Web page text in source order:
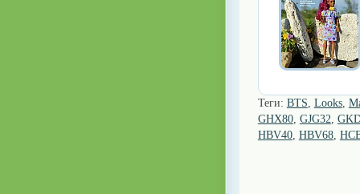
Теги: BTS, Looks,
GHX80, GJG32,
HBV40, HBV68,